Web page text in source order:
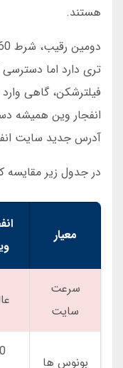
هستند.
تری دارد اما
فیلترشکن، گاهی
انفجار وین همیشه
آدرس جدید سایت
در جدول زیر مقایسه
معیار
سرعت
سایت
بونوس ها